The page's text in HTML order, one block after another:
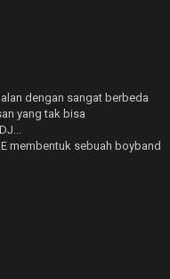
dengan sangat berbeda
yang tak bisa